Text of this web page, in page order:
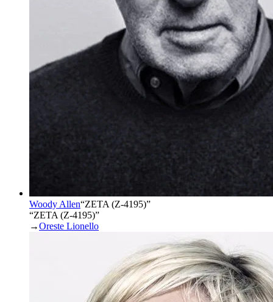
Woody Allen“ZETA (Z-4195)”
“ZETA (Z-4195)”
→Oreste Lionello